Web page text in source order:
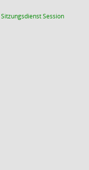
SitzungsdienstSession(Wird in